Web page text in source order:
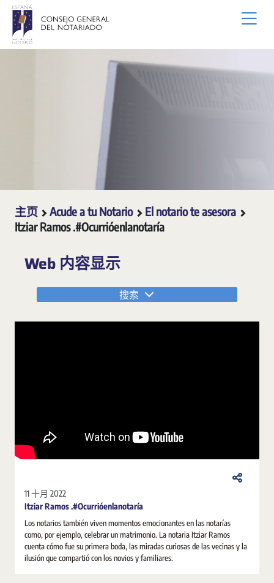
跳转到主内容
主页 Acude a tu Notario
El notario te asesora
Itziar Ramos .#Ocurrióenlanotaría
Web 内容显示
搜索
11 十月 2022
Itziar Ramos .#Ocurrióenlanotaría
Los notarios también viven momentos emocionantes en las notarías
como, por ejemplo, celebrar un matrimonio. La notaria Itziar Ramos
cuenta cómo fue su primera boda, las miradas curiosas de las vecinas y la
ilusión que compartió con los novios y familiares.